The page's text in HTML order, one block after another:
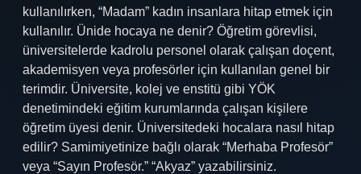
kullanılırken, “Madam” kadın insanlara hitap etmek için
kullanılır. Ünide hocaya ne denir? Öğretim görevlisi,
üniversitelerde kadrolu personel olarak çalışan doçent,
akademisyen veya profesörler için kullanılan genel bir
terimdir. Üniversite, kolej ve enstitü gibi YÖK
denetimindeki eğitim kurumlarında çalışan kişilere
öğretim üyesi denir. Üniversitedeki hocalara nasıl hitap
edilir? Samimiyetinize bağlı olarak “Merhaba Profesör”
veya “Sayın Profesör.” “Akyaz” yazabilirsiniz.